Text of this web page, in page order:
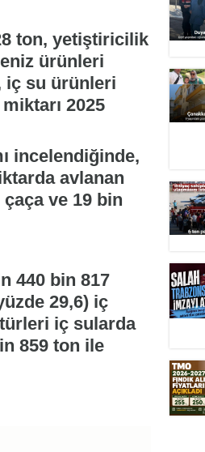
ton, yetiştiricilik
ürünleri
iç su ürünleri
miktarı 2025
incelendiğinde,
avlanan
ve 19 bin
440 bin 817
29,6) iç
iç sularda
859 ton ile